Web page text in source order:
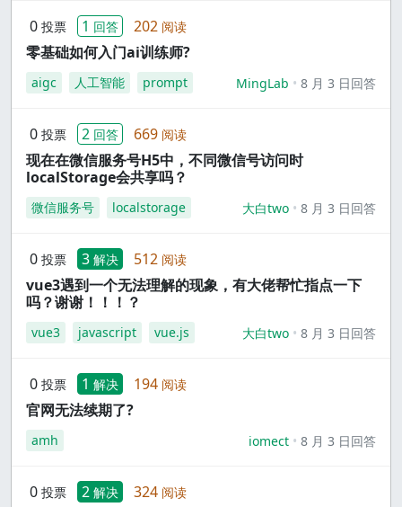
0 投票 1 回答 202 阅读
零基础如何入门ai训练师?
aigc 人工智能 prompt MingLab 8 月 3 日回答
0 投票 2 回答 669 阅读
现在在微信服务号H5中，不同微信号访问时
localStorage会共享吗？
微信服务号 localstorage 大白two 8 月 3 日回答
0 投票 3 解决 512 阅读
vue3遇到一个无法理解的现象，有大佬帮忙指点一下
吗？谢谢！！！？
vue3 javascript vue.js 大白two 8 月 3 日回答
0 投票 1 解决 194 阅读
官网无法续期了?
amh iomect 8 月 3 日回答
0 投票 2 解决 324 阅读